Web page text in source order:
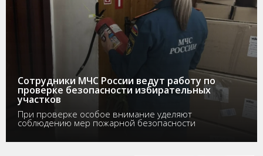
Сотрудники МЧС России ведут работу по
проверке безопасности избирательных
участков
При проверке особое внимание уделяют
соблюдению мер пожарной безопасности